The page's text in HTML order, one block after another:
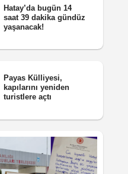
Hatay’da bugün 14
saat 39 dakika gündüz
yaşanacak!
Payas Külliyesi,
kapılarını yeniden
turistlere açtı